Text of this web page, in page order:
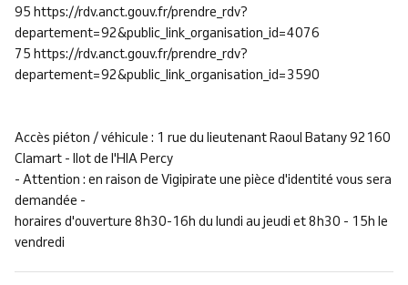
95 https://rdv.anct.gouv.fr/prendre_rdv?
departement=92&public_link_organisation_id=4076
75 https://rdv.anct.gouv.fr/prendre_rdv?
departement=92&public_link_organisation_id=3590
Accès piéton / véhicule : 1 rue du lieutenant Raoul Batany 92160
Clamart - Ilot de l'HIA Percy
- Attention : en raison de Vigipirate une pièce d'identité vous sera
demandée -
horaires d'ouverture 8h30-16h du lundi au jeudi et 8h30 - 15h le
vendredi